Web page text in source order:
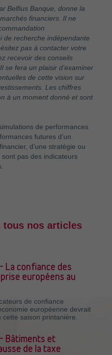
Belfius Banque, donne la
financiers. Il ne
de recherche indépendante
pas à contacter votre
recevoir des conseils
se fera un plaisir d’examiner
de cette vision sur
Les chiffres
à un moment donné et sont
de performances
futures d’un
d’une stratégie ou
sont pas des indicateurs
tous nos articles
confiance des
européens au
de confiance
européenne devrait
saison printanière.
Bâtiments et
de la taxe